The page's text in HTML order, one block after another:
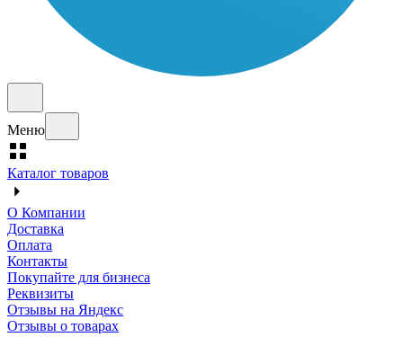
Меню
Каталог товаров
О Компании
Доставка
Оплата
Контакты
Покупайте для бизнеса
Реквизиты
Отзывы на Яндекс
Отзывы о товарах